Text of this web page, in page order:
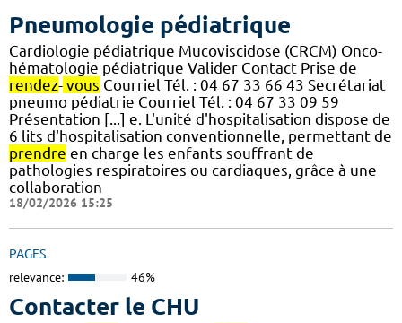
Pneumologie pédiatrique
Cardiologie pédiatrique Mucoviscidose (CRCM) Onco-
hématologie pédiatrique Valider Contact Prise de
rendez- vous Courriel Tél. : 04 67 33 66 43 Secrétariat
pneumo pédiatrie Courriel Tél. : 04 67 33 09 59
Présentation [...] e. L'unité d'hospitalisation dispose de
6 lits d'hospitalisation conventionnelle, permettant de
prendre en charge les enfants souffrant de
pathologies respiratoires ou cardiaques, grâce à une
collaboration
18/02/2026 15:25
PAGES
relevance: 46%
Contacter le CHU